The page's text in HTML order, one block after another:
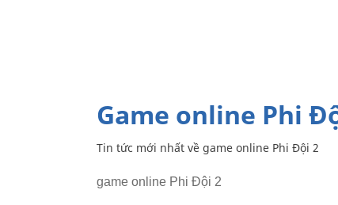
game online Phi
Tin tức mới nhất về game online Phi Đội 2
game online Phi Đội 2